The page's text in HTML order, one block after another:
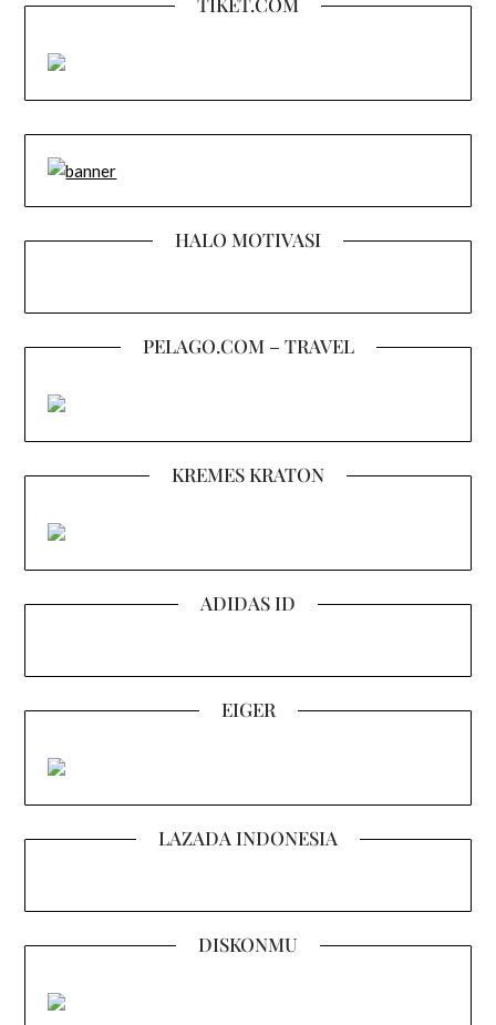
HALO MOTIVASI
PELAGO.COM – TRAVEL
KREMES KRATON
ADIDAS ID
EIGER
LAZADA INDONESIA
DISKONMU